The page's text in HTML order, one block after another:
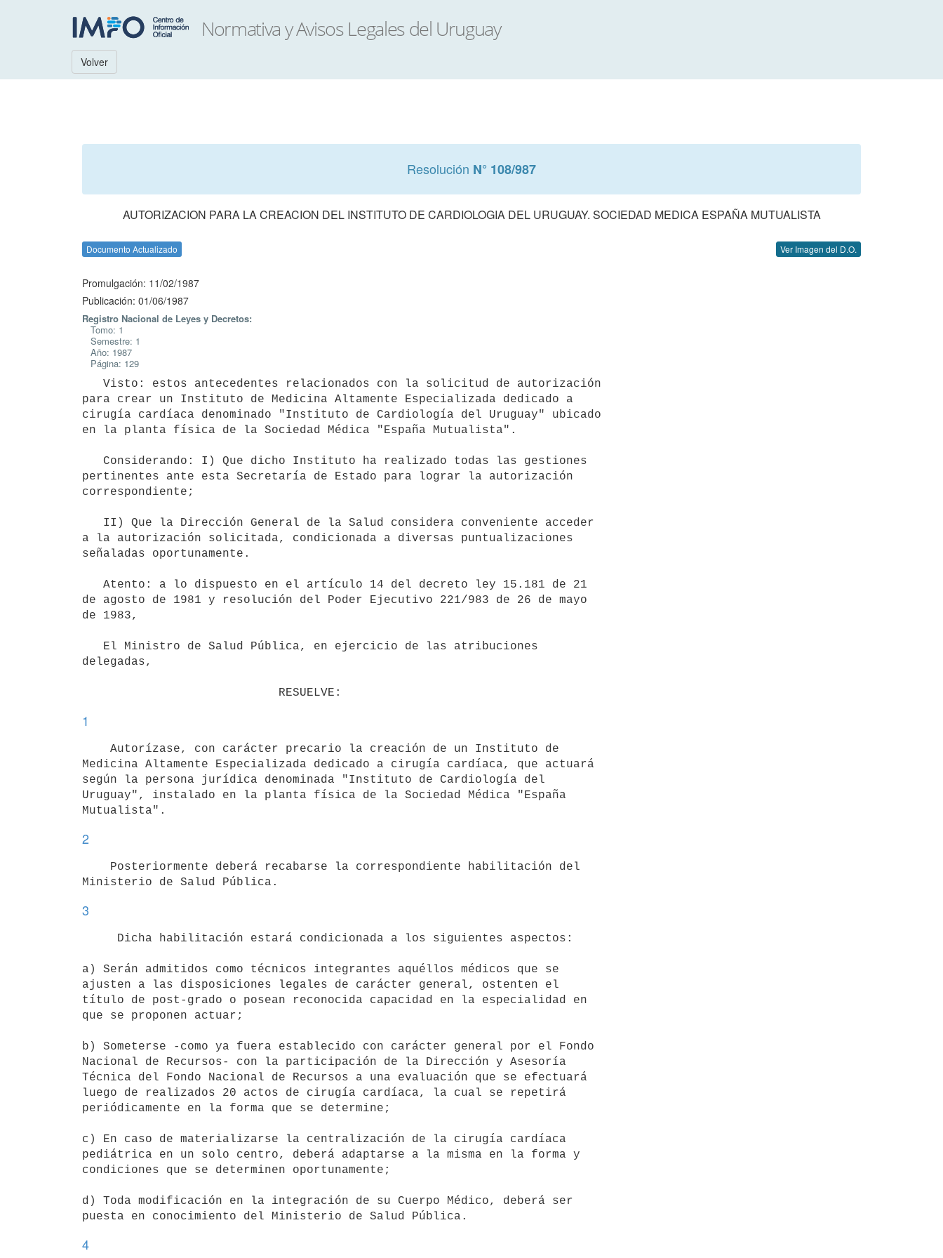
Volver
Resolución N° 108/987
AUTORIZACION PARA LA CREACION DEL INSTITUTO DE CARDIOLOGIA DEL URUGUAY. SOCIEDAD MEDICA ESPAÑA MUTUALISTA
Documento Actualizado Ver Imagen del D.O.
Promulgación: 11/02/1987
Publicación: 01/06/1987
Registro Nacional de Leyes y Decretos:
Tomo: 1
Semestre: 1
Año: 1987
Página: 129
para crear un Instituto de Medicina Altamente Especializada dedicado a
cirugía cardíaca denominado "Instituto de Cardiología del Uruguay" ubicado
en la planta física de la Sociedad Médica "España Mutualista".
pertinentes ante esta Secretaría de Estado para lograr la autorización
correspondiente;
a la autorización solicitada, condicionada a diversas puntualizaciones
señaladas oportunamente.
de agosto de 1981 y resolución del Poder Ejecutivo 221/983 de 26 de mayo
de 1983,
delegadas,
1
Medicina Altamente Especializada dedicado a cirugía cardíaca, que actuará
según la persona jurídica denominada "Instituto de Cardiología del
Uruguay", instalado en la planta física de la Sociedad Médica "España
2
3
a) Serán admitidos como técnicos integrantes aquéllos médicos que se
ajusten a las disposiciones legales de carácter general, ostenten el
título de post-grado o posean reconocida capacidad en la especialidad en
que se proponen actuar;
b) Someterse -como ya fuera establecido con carácter general por el Fondo
Nacional de Recursos- con la participación de la Dirección y Asesoría
Técnica del Fondo Nacional de Recursos a una evaluación que se efectuará
luego de realizados 20 actos de cirugía cardíaca, la cual se repetirá
periódicamente en la forma que se determine;
c) En caso de materializarse la centralización de la cirugía cardíaca
pediátrica en un solo centro, deberá adaptarse a la misma en la forma y
condiciones que se determinen oportunamente;
d) Toda modificación en la integración de su Cuerpo Médico, deberá ser
4